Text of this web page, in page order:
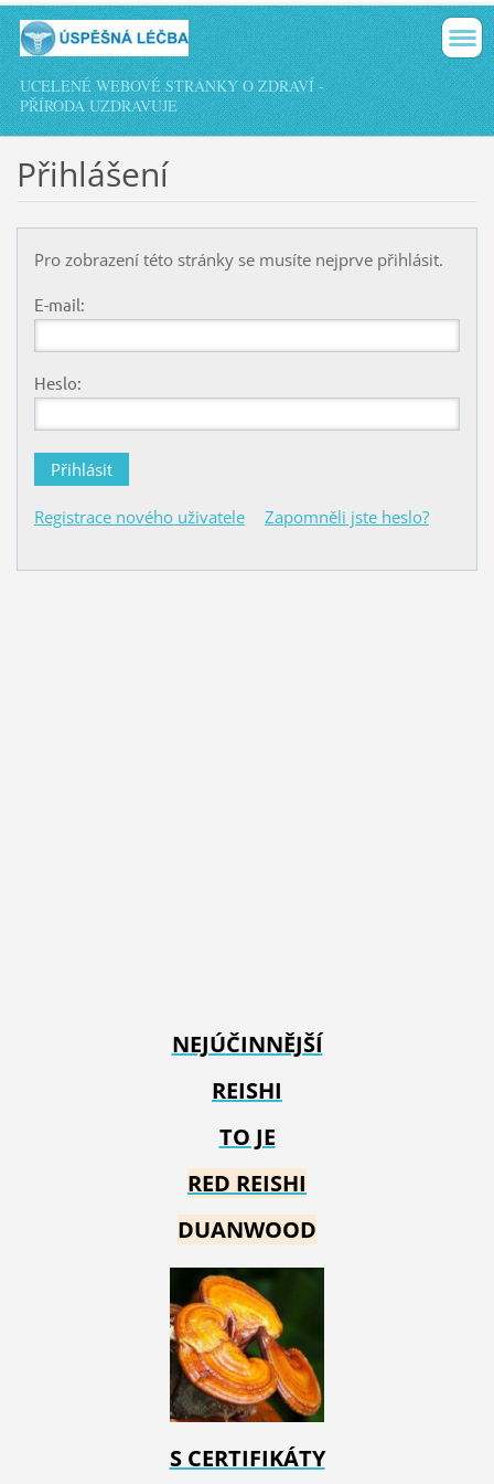
UCELENÉ WEBOVÉ STRÁNKY O ZDRAVÍ -
PŘÍRODA UZDRAVUJE
Přihlášení
Pro zobrazení této stránky se musíte nejprve přihlásit.
E-mail:
Heslo:
Registrace nového uživatele Zapomněli jste heslo?
NEJÚČINNĚJŠÍ
REISHI
TO JE
RED REISHI
DUANWOOD
S CERTIFIKÁTY